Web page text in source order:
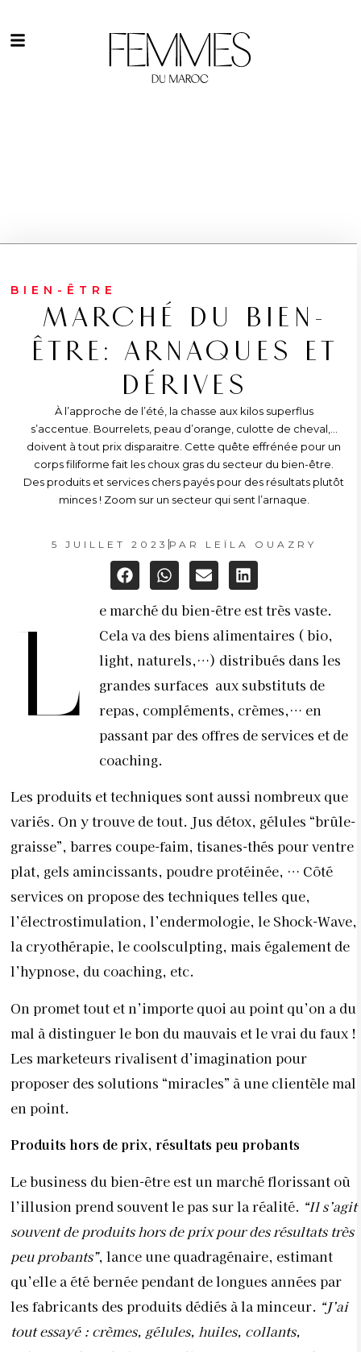
BIEN-ÊTRE
MARCHÉ DU BIEN-
ÊTRE: ARNAQUES ET
DÉRIVES
À l’approche de l’été, la chasse aux kilos superflus
s’accentue. Bourrelets, peau d’orange, culotte de cheval,…
doivent à tout prix disparaitre. Cette quête effrénée pour un
corps filiforme fait les choux gras du secteur du bien-être.
Des produits et services chers payés pour des résultats plutôt
minces ! Zoom sur un secteur qui sent l’arnaque.
5 JUILLET 2023 PAR LEÏLA OUAZRY
L
e marché du bien-être est très vaste.
Cela va des biens alimentaires ( bio,
light, naturels,…) distribués dans les
grandes surfaces aux substituts de
repas, compléments, crèmes,… en
passant par des offres de services et de
coaching.
Les produits et techniques sont aussi nombreux que
variés. On y trouve de tout. Jus détox, gélules “brûle-
graisse”, barres coupe-faim, tisanes-thés pour ventre
plat, gels amincissants, poudre protéinée, … Côté
services on propose des techniques telles que,
l’électrostimulation, l’endermologie, le Shock-Wave,
la cryothérapie, le coolsculpting, mais également de
l’hypnose, du coaching, etc.
On promet tout et n’importe quoi au point qu’on a du
mal à distinguer le bon du mauvais et le vrai du faux !
Les marketeurs rivalisent d’imagination pour
proposer des solutions “miracles” à une clientèle mal
en point.
Produits hors de prix, résultats peu probants
Le business du bien-être est un marché florissant où
l’illusion prend souvent le pas sur la réalité. “Il s’agit
souvent de produits hors de prix pour des résultats très
peu probants”, lance une quadragénaire, estimant
qu’elle a été bernée pendant de longues années par
les fabricants des produits dédiés à la minceur. “J’ai
tout essayé : crèmes, gélules, huiles, collants,